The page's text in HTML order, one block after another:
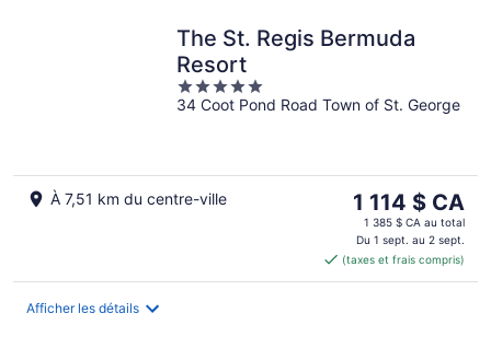
The St. Regis Bermuda
Resort
5
out
34 Coot Pond Road Town of St. George
À 7,51 km du centre-ville
Le
prix
est
de 1 114 $ CA
par
1 114 $ CA
1 385 $ CA au total
Du 1 sept. au 2 sept.
(taxes et frais compris)
Afficher les détails